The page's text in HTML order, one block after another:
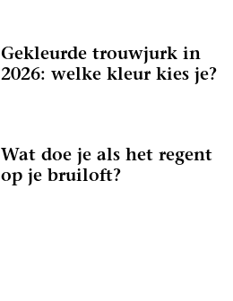
Gekleurde trouwjurk in
2026: welke kleur kies je?
Wat doe je als het regent
op je bruiloft?